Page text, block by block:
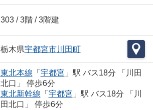
303 / 3階 / 3階建
栃木県宇都宮市川田町
東北本線 「 宇都宮 」駅 バス18分 「川田
北口」 停歩6分
東北新幹線 「 宇都宮 」駅 バス18分 「川
田北口」 停歩6分